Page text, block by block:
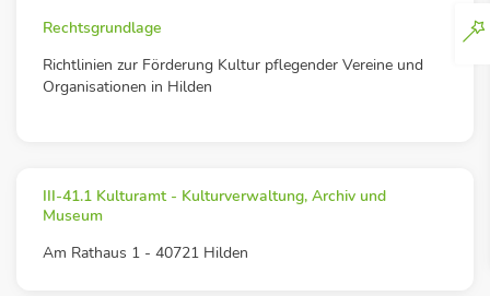
Rechtsgrundlage
Richtlinien zur Förderung Kultur pflegender Vereine und
Organisationen in Hilden
III-41.1 Kulturamt - Kulturverwaltung, Archiv und
Museum
Am Rathaus 1 - 40721 Hilden